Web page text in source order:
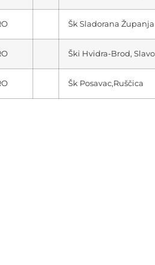
Šk Sladorana Županja
Ški Hvidra-Brod,
Šk Posavac,Ruščica